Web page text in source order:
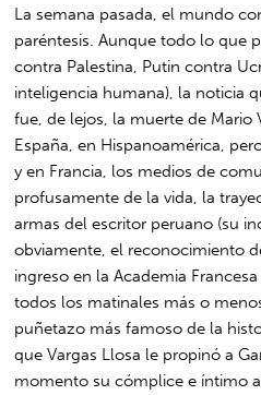
La semana pasada, el mundo
paréntesis. Aunque todo lo que
contra Palestina, Putin contra
inteligencia humana), la noticia
fue, de lejos, la muerte de Mario
España, en Hispanoamérica,
y en Francia, los medios de
profusamente de la vida, la
armas del escritor peruano (su
obviamente, el reconocimiento
ingreso en la Academia
todos los matinales más o
puñetazo más famoso de la
que Vargas Llosa le propinó a
momento su cómplice e íntimo